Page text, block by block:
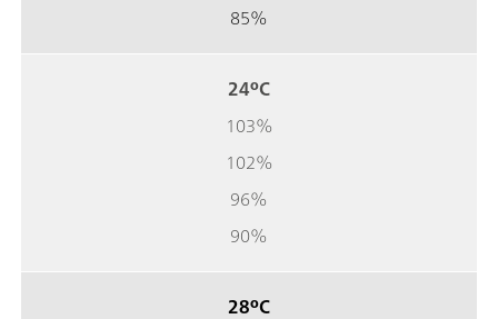
85%
24ºC
103%
102%
96%
90%
28ºC